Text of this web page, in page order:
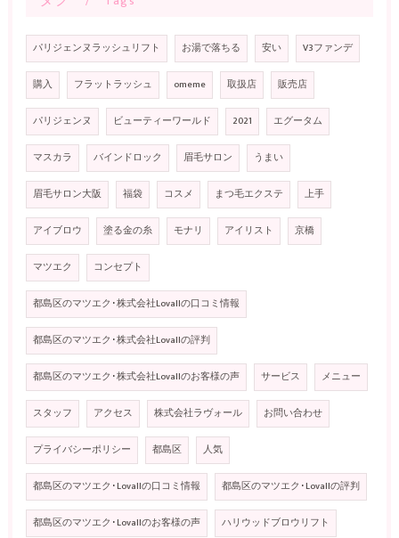
パリジェンヌラッシュリフト お湯で落ちる 安い V3ファンデ
購入 フラットラッシュ omeme 取扱店 販売店
パリジェンヌ ビューティーワールド 2021 エグータム
マスカラ バインドロック 眉毛サロン うまい
眉毛サロン大阪 福袋 コスメ まつ毛エクステ 上手
アイブロウ 塗る金の糸 モナリ アイリスト 京橋
マツエク コンセプト
都島区のマツエク･株式会社Lovallの口コミ情報
都島区のマツエク･株式会社Lovallの評判
都島区のマツエク･株式会社Lovallのお客様の声 サービス メニュー
スタッフ アクセス 株式会社ラヴォール お問い合わせ
プライバシーポリシー 都島区 人気
都島区のマツエク･Lovallの口コミ情報 都島区のマツエク･Lovallの評判
都島区のマツエク･Lovallのお客様の声 ハリウッドブロウリフト